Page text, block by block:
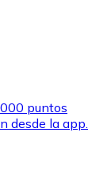
puntos
desde la app.